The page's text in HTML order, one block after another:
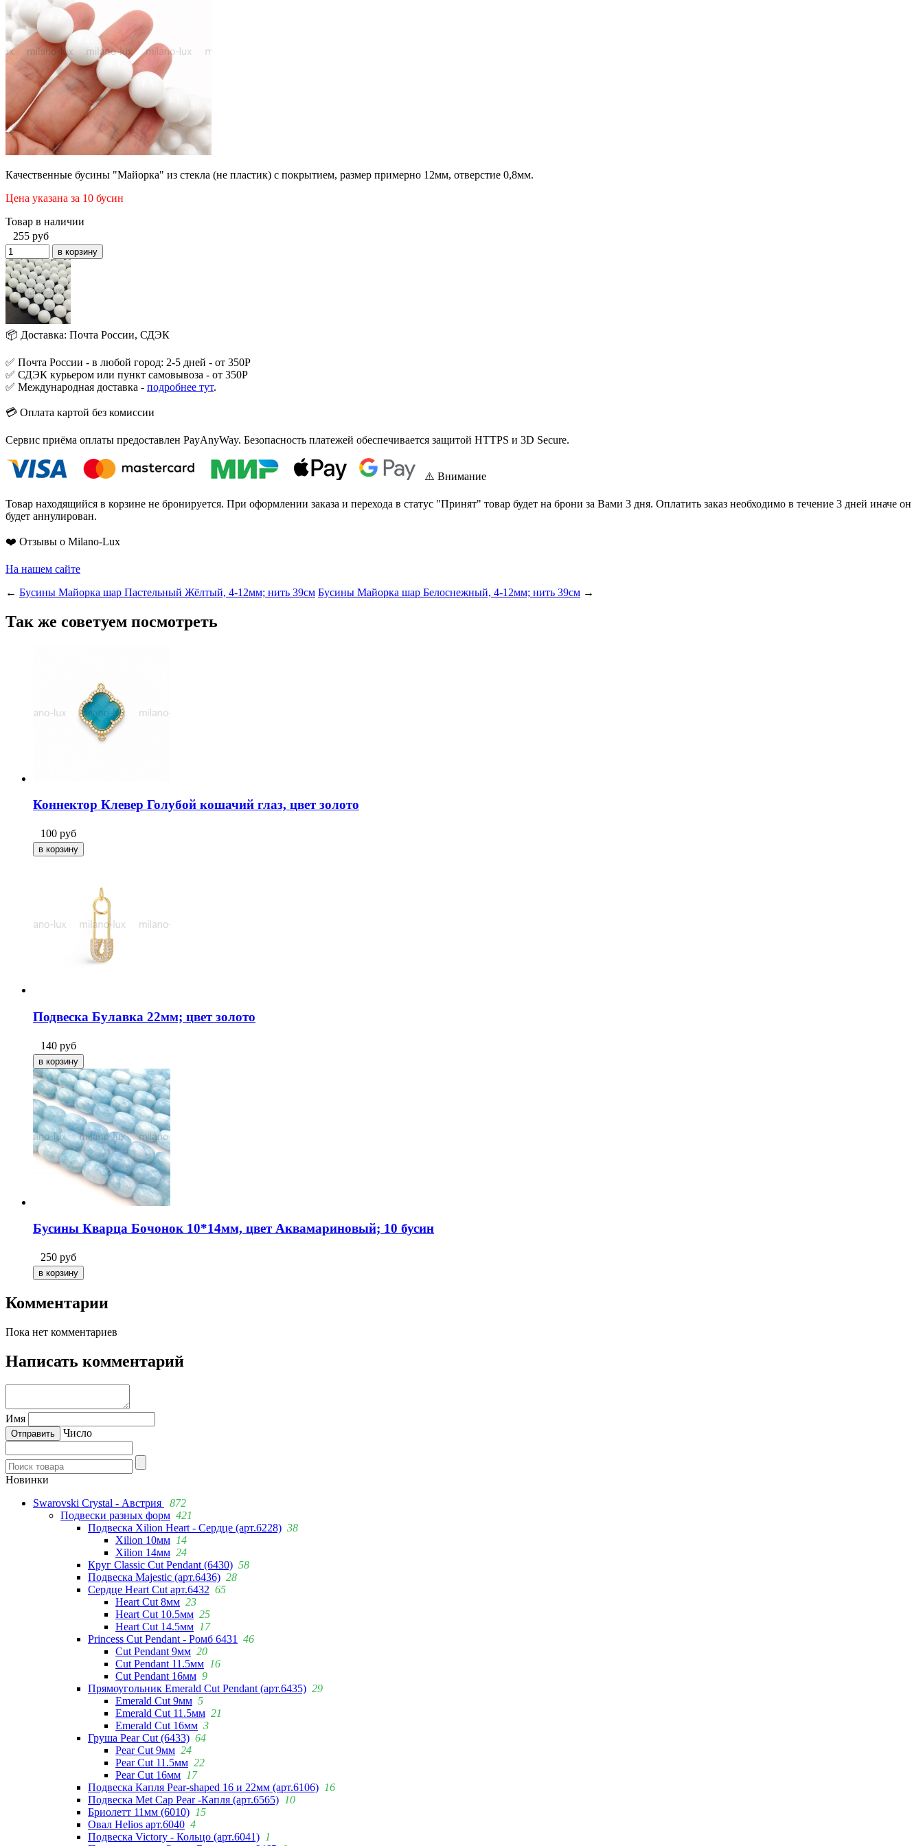
Качественные бусины "Майорка" из стекла (не пластик) с покрытием, размер примерно 12мм, отверстие 0,8мм.
Цена указана за 10 бусин
Товар в наличии
255 руб
📦 Доставка: Почта России, СДЭК
✅ Почта России - в любой город: 2-5 дней - от 350Р
✅ СДЭК курьером или пункт самовывоза - от 350Р
✅ Международная доставка - подробнее тут.
💳 Оплата картой без комиссии
Сервис приёма оплаты предоставлен PayAnyWay. Безопасность платежей обеспечивается защитой HTTPS и 3D Secure.
⚠️ Внимание
Товар находящийся в корзине не бронируется. При оформлении заказа и перехода в статус "Принят" товар будет на брони за Вами 3 дня. Оплатить заказ необходимо в течение 3 дней иначе он
будет аннулирован.
❤️ Отзывы о Milano-Lux
На нашем сайте
← Бусины Майорка шар Пастельный Жёлтый, 4-12мм; нить 39см Бусины Майорка шар Белоснежный, 4-12мм; нить 39см →
Так же советуем посмотреть
Коннектор Клевер Голубой кошачий глаз, цвет золото
100 руб
Подвеска Булавка 22мм; цвет золото
140 руб
Бусины Кварца Бочонок 10*14мм, цвет Аквамариновый; 10 бусин
250 руб
Комментарии
Пока нет комментариев
Написать комментарий
Имя
Число
Новинки
Swarovski Crystal - Австрия
872
Подвески разных форм 421
Подвеска Xilion Heart - Сердце (арт.6228) 38
Xilion 10мм 14
Xilion 14мм 24
Круг Classic Cut Pendant (6430) 58
Подвеска Majestic (арт.6436) 28
Сердце Heart Cut арт.6432 65
Heart Cut 8мм 23
Heart Cut 10.5мм 25
Heart Cut 14.5мм 17
Princess Cut Pendant - Ромб 6431
46
Cut Pendant 9мм 20
Cut Pendant 11.5мм 16
Cut Pendant 16мм 9
Прямоугольник Emerald Cut Pendant (арт.6435) 29
Emerald Cut 9мм 5
Emerald Cut 11.5мм 21
Emerald Cut 16мм 3
Груша Pear Cut (6433) 64
Pear Cut 9мм 24
Pear Cut 11.5мм 22
Pear Cut 16мм 17
Подвеска Капля Pear-shaped 16 и 22мм (арт.6106) 16
Подвеска Met Cap Pear -Капля (арт.6565) 10
Бриолетт 11мм (6010) 15
Овал Helios арт.6040 4
Подвеска Victory - Кольцо (арт.6041) 1